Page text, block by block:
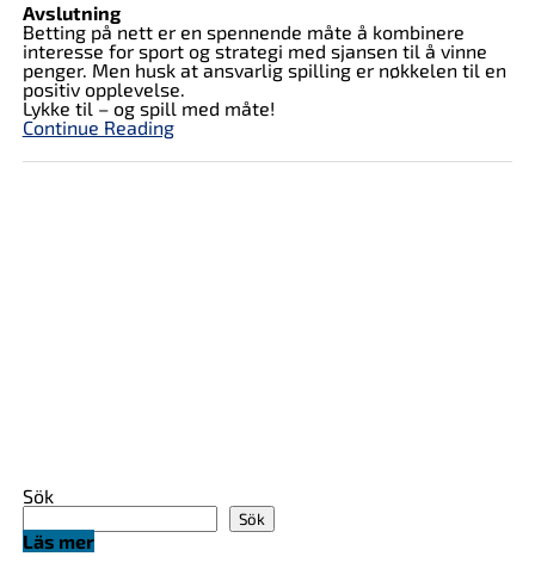
Avslutning
Betting på nett er en spennende måte å kombinere
interesse for sport og strategi med sjansen til å vinne
penger. Men husk at ansvarlig spilling er nøkkelen til en
positiv opplevelse.
Lykke til – og spill med måte!
Continue Reading
Sök
Sök
Läs mer